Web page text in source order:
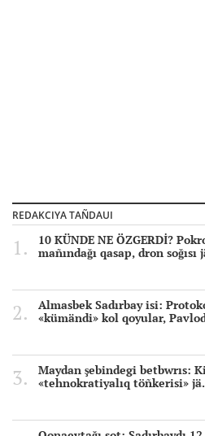
REDAKCIYA TAÑDAUI
10 KÜNDE NE ÖZGERDİ?
mañındağı qasap, dron soğısı
Almasbek Sadırbay isi:
«kümändi» kol qoyular,
Maydan şebindegi betbwrıs:
«tehnokratiyalıq töñkerisi»